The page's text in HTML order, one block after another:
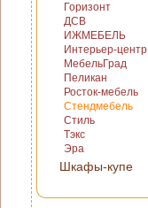
Горизонт
ДСВ
ИЖМЕБЕЛЬ
Интерьер-центр
МебельГрад
Пеликан
Росток-мебель
Стендмебель
Стиль
Тэкс
Эра
Шкафы-купе